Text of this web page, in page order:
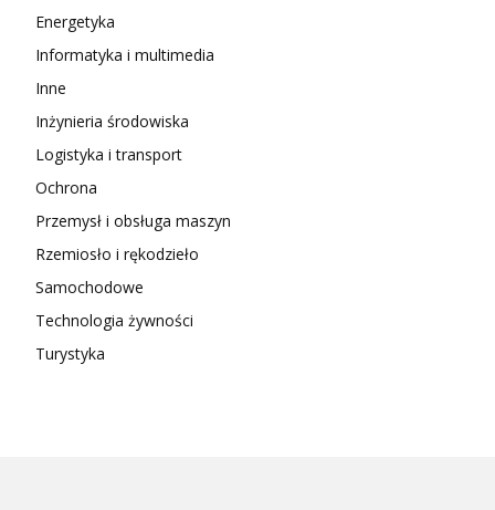
Energetyka
Informatyka i multimedia
Inne
Inżynieria środowiska
Logistyka i transport
Ochrona
Przemysł i obsługa maszyn
Rzemiosło i rękodzieło
Samochodowe
Technologia żywności
Turystyka